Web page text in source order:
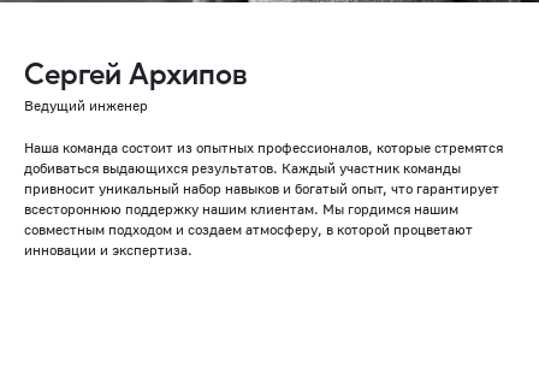
Сергей Архипов
Ведущий инженер
Наша команда состоит из опытных профессионалов, которые стремятся
добиваться выдающихся результатов. Каждый участник команды
привносит уникальный набор навыков и богатый опыт, что гарантирует
всестороннюю поддержку нашим клиентам. Мы гордимся нашим
совместным подходом и создаем атмосферу, в которой процветают
инновации и экспертиза.